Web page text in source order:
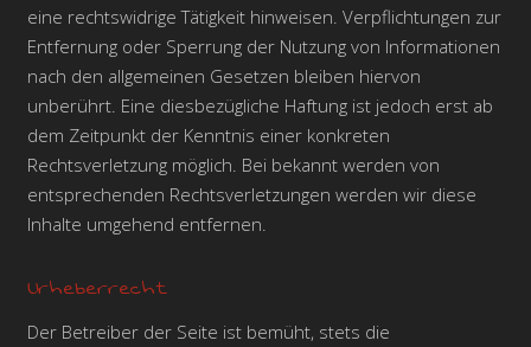
eine rechtswidrige Tätigkeit hinweisen. Verpflichtungen zur
Entfernung oder Sperrung der Nutzung von Informationen
nach den allgemeinen Gesetzen bleiben hiervon
unberührt. Eine diesbezügliche Haftung ist jedoch erst ab
dem Zeitpunkt der Kenntnis einer konkreten
Rechtsverletzung möglich. Bei bekannt werden von
entsprechenden Rechtsverletzungen werden wir diese
Inhalte umgehend entfernen.
Urheberrecht
Der Betreiber der Seite ist bemüht, stets die